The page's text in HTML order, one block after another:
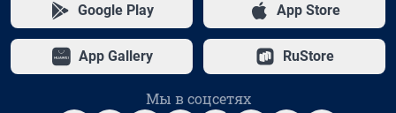
Google Play App Store
App Gallery RuStore
Мы в соцсетях